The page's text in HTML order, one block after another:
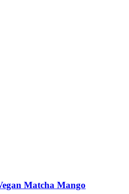
Matcha Mango